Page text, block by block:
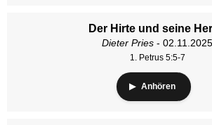
Der Hirte und seine
Dieter Pries - 02.11.2025
1. Petrus 5:5-7
Anhören